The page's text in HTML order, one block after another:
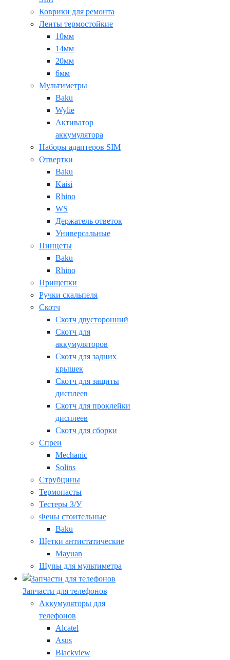
Коврики для ремонта
Ленты термостойкие
10мм
14мм
20мм
6мм
Мультиметры
Baku
Wylie
Активатор
аккумулятора
Наборы адаптеров SIM
Отвертки
Baku
Kaisi
Rhino
WS
Держатель ответок
Универсальные
Пинцеты
Baku
Rhino
Прищепки
Ручки скальпеля
Скотч
Скотч двусторонний
Скотч для
аккумуляторов
Скотч для задних
крышек
Скотч для защиты
дисплеев
Скотч для проклейки
дисплеев
Скотч для сборки
Спреи
Mechanic
Solins
Струбцины
Термопасты
Тестеры З/У
Фены стоительные
Baku
Щетки антистатические
Mayuan
Щупы для мультиметра
Запчасти для телефонов
Аккумуляторы для
телефонов
Alcatel
Asus
Blackview